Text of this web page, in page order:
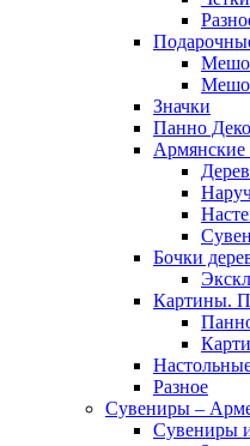
Значки
Панно
Армянские
Бочки
Картины.
Разное
Сувениры –
Сувениры